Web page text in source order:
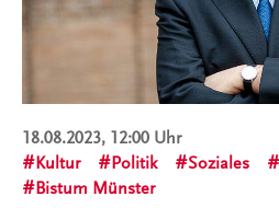
18.08.2023, 12:00 Uhr
Kultur
Politik Soziales
Bistum Münster